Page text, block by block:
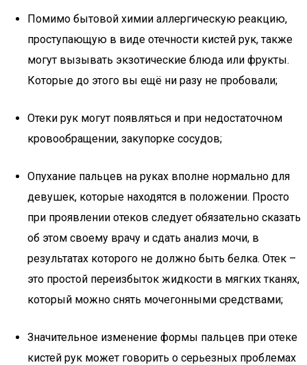
Помимо бытовой химии аллергическую реакцию,
проступающую в виде отечности кистей рук, также
могут вызывать экзотические блюда или фрукты.
Которые до этого вы ещё ни разу не пробовали;
Отеки рук могут появляться и при недостаточном
кровообращении, закупорке сосудов;
Опухание пальцев на руках вполне нормально для
девушек, которые находятся в положении. Просто
при проявлении отеков следует обязательно сказать
об этом своему врачу и сдать анализ мочи, в
результатах которого не должно быть белка. Отек –
это простой переизбыток жидкости в мягких тканях,
который можно снять мочегонными средствами;
Значительное изменение формы пальцев при отеке
кистей рук может говорить о серьезных проблемах